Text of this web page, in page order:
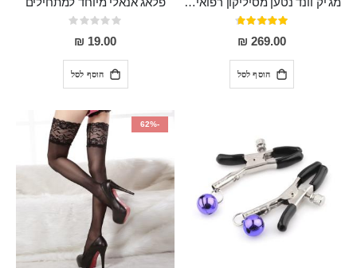
דירוג:
93%
269.00 ₪
הוסף לסל
Rating:
0%
19.00 ₪
הוסף לסל
-62%